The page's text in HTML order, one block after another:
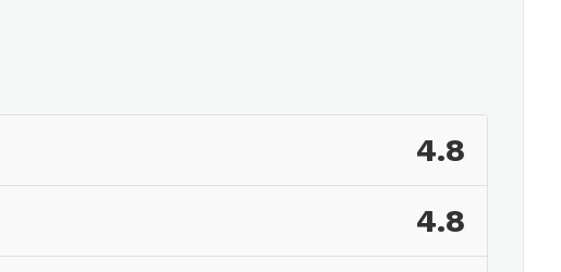
4.8
4.8